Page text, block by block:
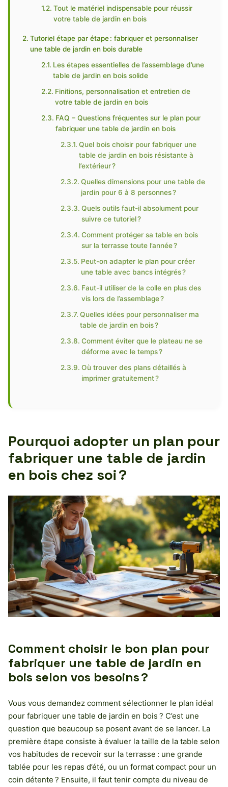
Tout le matériel indispensable pour réussir
votre table de jardin en bois
Tutoriel étape par étape : fabriquer et personnaliser
une table de jardin en bois durable
Les étapes essentielles de l’assemblage d’une
table de jardin en bois solide
Finitions, personnalisation et entretien de
votre table de jardin en bois
FAQ – Questions fréquentes sur le plan pour
fabriquer une table de jardin en bois
Quel bois choisir pour fabriquer une
table de jardin en bois résistante à
l’extérieur ?
Quelles dimensions pour une table de
jardin pour 6 à 8 personnes ?
Quels outils faut-il absolument pour
suivre ce tutoriel ?
Comment protéger sa table en bois
sur la terrasse toute l’année ?
Peut-on adapter le plan pour créer
une table avec bancs intégrés ?
Faut-il utiliser de la colle en plus des
vis lors de l’assemblage ?
Quelles idées pour personnaliser ma
table de jardin en bois ?
Comment éviter que le plateau ne se
déforme avec le temps ?
Où trouver des plans détaillés à
imprimer gratuitement ?
Pourquoi adopter un plan pour
fabriquer une table de jardin
en bois chez soi ?
Comment choisir le bon plan pour
fabriquer une table de jardin en
bois selon vos besoins ?
Vous vous demandez comment sélectionner le plan idéal
pour fabriquer une table de jardin en bois ? C’est une
question que beaucoup se posent avant de se lancer. La
première étape consiste à évaluer la taille de la table selon
vos habitudes de recevoir sur la terrasse : une grande
tablée pour les repas d’été, ou un format compact pour un
coin détente ? Ensuite, il faut tenir compte du niveau de